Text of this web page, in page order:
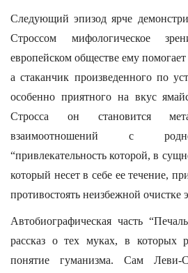
Следующий эпизод ярче
Строссом мифологическое
европейском обществе ему помогает
а стаканчик произведенного по
особенно приятного на вкус
Стросса он становится
взаимоотношений с
“привлекательность которой, в
который несет в себе ее течение,
противостоять неизбежной очистке
Автобиографическая часть
рассказ о тех муках, в которых
понятие гуманизма. Сам Леви-